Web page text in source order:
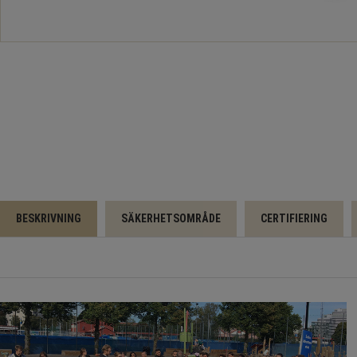
BESKRIVNING SÄKERHETSOMRÅDE CERTIFIERING